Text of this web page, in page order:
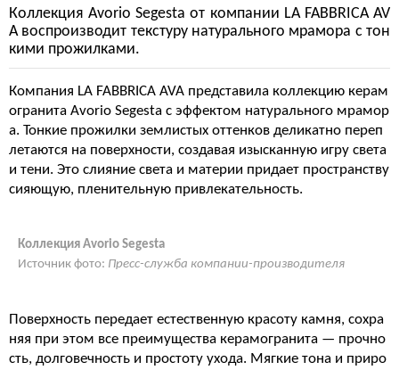
Коллекция Avorio Segesta от компании LA FABBRICA AV
A воспроизводит текстуру натурального мрамора с тон
кими прожилками.
Компания LA FABBRICA AVA представила коллекцию керам
огранита Avorio Segesta с эффектом натурального мрамор
а. Тонкие прожилки землистых оттенков деликатно переп
летаются на поверхности, создавая изысканную игру света
и тени. Это слияние света и материи придает пространству
сияющую, пленительную привлекательность.
Коллекция Avorio Segesta
Источник фото: Пресс-служба компании-производителя
Поверхность передает естественную красоту камня, сохра
няя при этом все преимущества керамогранита — прочно
сть, долговечность и простоту ухода. Мягкие тона и приро